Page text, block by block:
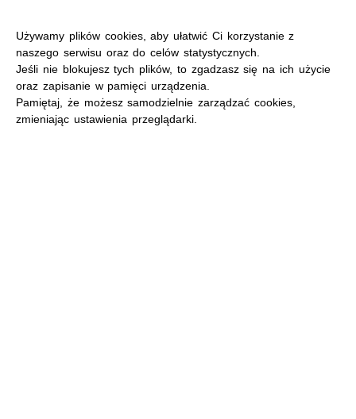
Używamy plików cookies, aby ułatwić Ci korzystanie z
naszego serwisu oraz do celów statystycznych.
Jeśli nie blokujesz tych plików, to zgadzasz się na ich użycie
oraz zapisanie w pamięci urządzenia.
Pamiętaj, że możesz samodzielnie zarządzać cookies,
zmieniając ustawienia przeglądarki.
MENU